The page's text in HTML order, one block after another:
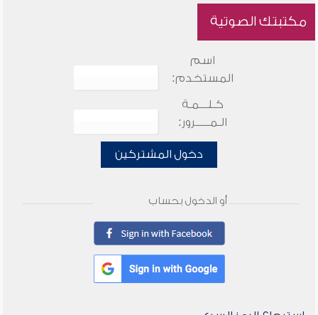
مكتبتك الصوتية
اسم
المستخدم:
كـلـــمـة
الـمـــــرور:
دخول المشتركين
أو الدخول بحساب